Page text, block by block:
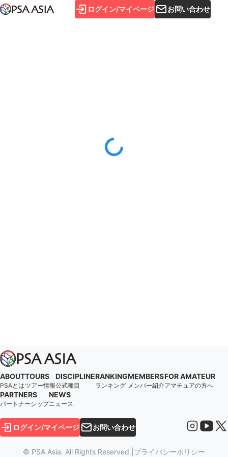
ログイン/マイページ お問い合わせ
ABOUT
PSAとは
TOURS
ツアー情報
DISCIPLINE
公式種目
RANKING
ランキング
MEMBERS
メンバー紹介
FOR AMATEUR
アマチュアの方へ
PARTNERS
パートナーシップ
NEWS
ニュース
ログイン/マイページ お問い合わせ
© PSA Asia. All Rights Reserved. プライバシーポリシー